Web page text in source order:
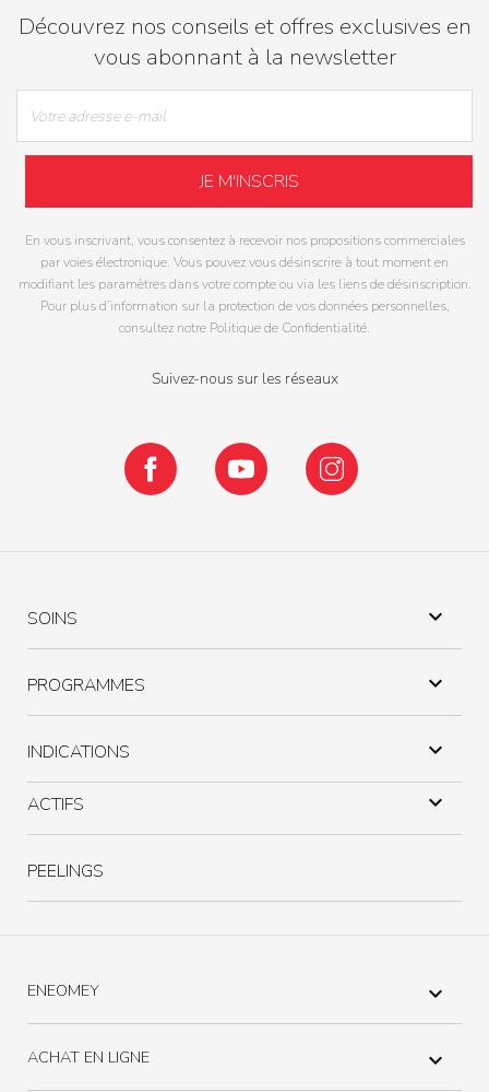
Découvrez nos conseils et offres exclusives en
vous abonnant à la newsletter
En vous inscrivant, vous consentez à recevoir nos propositions commerciales
par voies électronique. Vous pouvez vous désinscrire à tout moment en
modifiant les paramètres dans votre compte ou via les liens de désinscription.
Pour plus d’information sur la protection de vos données personnelles,
consultez notre Politique de Confidentialité.
Suivez-nous sur les réseaux
Facebook YouTube
SOINS 
PROGRAMMES 
INDICATIONS 
ACTIFS 
PEELINGS
ENEOMEY 
ACHAT EN LIGNE 